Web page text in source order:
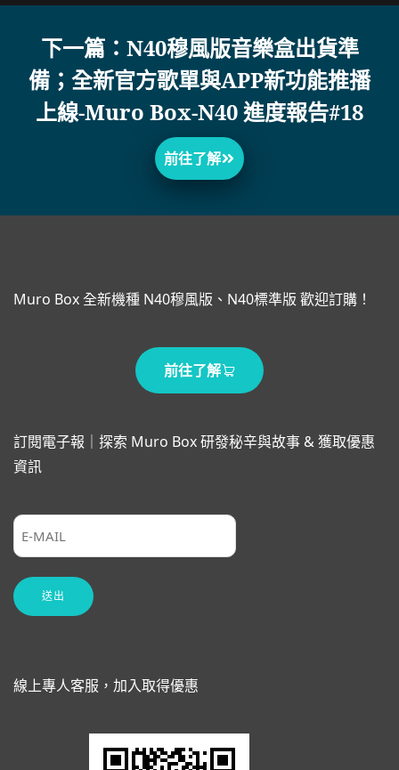
下一篇：N40穆風版音樂盒出貨準
備；全新官方歌單與APP新功能推播
上線-Muro Box-N40 進度報告#18
前往了解
Muro Box 全新機種 N40穆風版、N40標準版 歡迎訂購！
前往了解
訂閱電子報｜探索 Muro Box 研發秘辛與故事 & 獲取優惠
資訊
線上專人客服，加入取得優惠